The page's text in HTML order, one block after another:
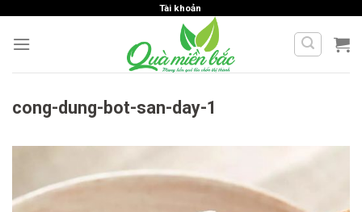
content
Tài khoản
cong-dung-bot-san-day-1